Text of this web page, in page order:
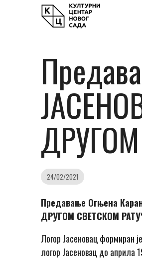
ДРУГОМ
24/02/2021
Предавање Огњена
ДРУГОМ СВЕТСКОМ РАТУ
Логор Јасеновац формиран
логор Јасеновац до априла